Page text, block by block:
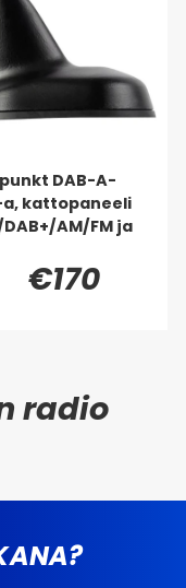
DAB-A-
a, kattopaneeli
DAB+/AM/FM ja
€170
radio